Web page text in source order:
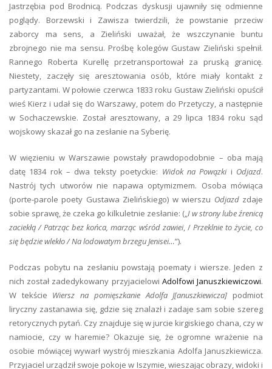
Jastrzębia pod Brodnicą. Podczas dyskusji ujawniły się odmienne
poglądy. Borzewski i Zawisza twierdzili, że powstanie przeciw
zaborcy ma sens, a Zieliński uważał, że wszczynanie buntu
zbrojnego nie ma sensu. Prośbę kolegów Gustaw Zieliński spełnił.
Rannego Roberta Kurellę przetransportował za pruską granicę.
Niestety, zaczęły się aresztowania osób, które miały kontakt z
partyzantami. W połowie czerwca 1833 roku Gustaw Zieliński opuścił
wieś Kierz i udał się do Warszawy, potem do Przetyczy, a następnie
w Sochaczewskie. Został aresztowany, a 29 lipca 1834 roku sąd
wojskowy skazał go na zesłanie na Syberię.
W więzieniu w Warszawie powstały prawdopodobnie – oba mają
datę 1834 rok – dwa teksty poetyckie: Widok na Powązkii Odjazd.
Nastrój tych utworów nie napawa optymizmem. Osoba mówiąca
(porte-parole poety Gustawa Zielińskiego) w wierszu Odjazdzdaje
sobie sprawę, że czeka go kilkuletnie zesłanie: („I w strony lube źrenicą
zaciekłą / Patrząc bez końca, marząc wśród zawiei, / Przeklnie to życie, co
się będzie wlekło / Na lodowatym brzegu Jenisei…”).
Podczas pobytu na zesłaniu powstają poematy i wiersze. Jeden z
nich został zadedykowany przyjacielowi Adolfowi Januszkiewiczowi.
W tekście Wiersz na pomięszkanie Adolfa J[anuszkiewicza] podmiot
liryczny zastanawia się, gdzie się znalazł i zadaje sam sobie szereg
retorycznych pytań. Czy znajduje się w jurcie kirgiskiego chana, czy w
namiocie, czy w haremie? Okazuje się, że ogromne wrażenie na
osobie mówiącej wywarł wystrój mieszkania Adolfa Januszkiewicza.
Przyjaciel urządził swoje pokoje w Iszymie, wieszając obrazy, widoki i